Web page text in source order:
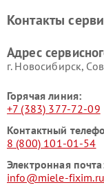
Miele
Miele
Контакты
Адрес
г. Новосибирск,
Горячая линия:
+7 (383) 377-72-09
Контактный
8 (800) 101-01-54
Электронная
info@miele-fixim.ru